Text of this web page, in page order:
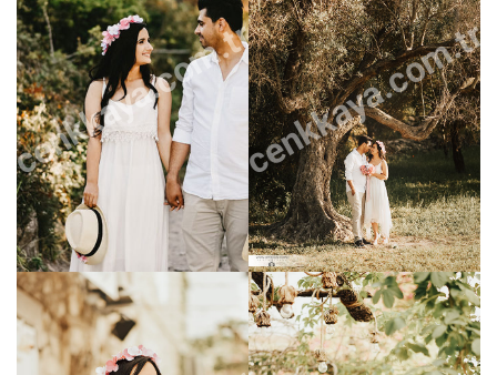
cenkkaya.com.trcenkkaya.com.tr